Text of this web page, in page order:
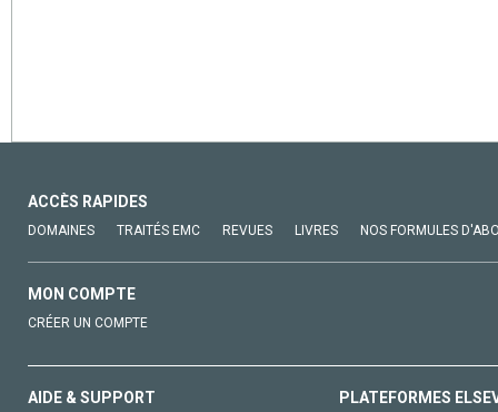
ACCÈS RAPIDES
DOMAINES TRAITÉS EMC REVUES LIVRES NOS FORMULES
MON COMPTE
CRÉER UN COMPTE
AIDE & SUPPORT PLATEFORMES